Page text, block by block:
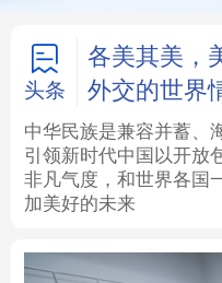
学术中国 乡村振
城市 旅游
彩票 娱乐
公益
文化产业
头条
各美其美
外交的世界
中华民族是兼容并蓄、
引领新时代中国以开放
非凡气度，和世界各国
加美好的未来